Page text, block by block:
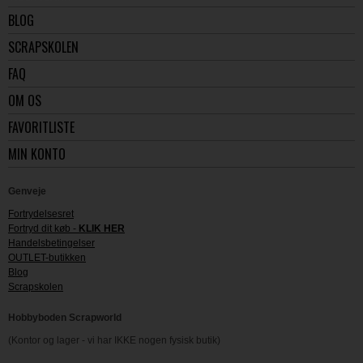
BLOG
SCRAPSKOLEN
FAQ
OM OS
FAVORITLISTE
MIN KONTO
Genveje
Fortrydelsesret
Fortryd dit køb - KLIK HER
Handelsbetingelser
OUTLET-butikken
Blog
Scrapskolen
Hobbyboden Scrapworld
(Kontor og lager - vi har IKKE nogen fysisk butik)